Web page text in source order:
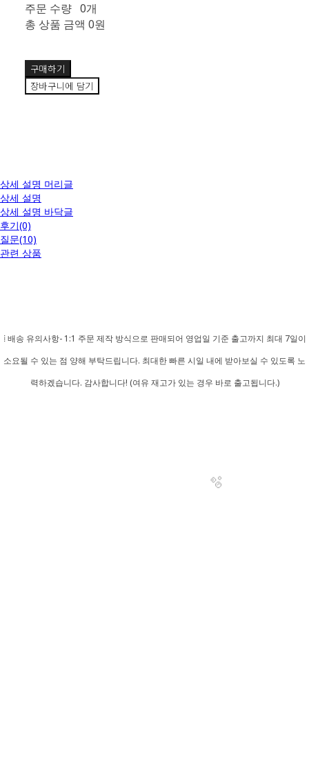
주문 수량 0개
총 상품 금액 0원
구매하기
장바구니에 담기
상세 설명 머리글
상세 설명
상세 설명 바닥글
후기(0)
질문(10)
관련 상품
⁞ 배송 유의사항- 1:1 주문 제작 방식으로 판매되어 영업일 기준 출고까지 최대 7일이
소요될 수 있는 점 양해 부탁드립니다. 최대한 빠른 시일 내에 받아보실 수 있도록 노
력하겠습니다. 감사합니다! (여유 재고가 있는 경우 바로 출고됩니다.)